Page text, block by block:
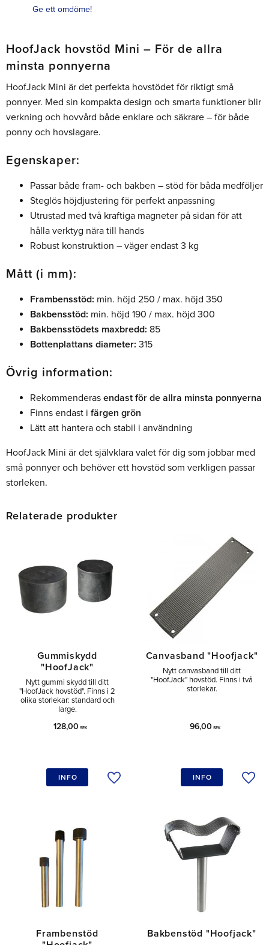
Ge ett omdöme!
HoofJack hovstöd Mini – För de allra
minsta ponnyerna
HoofJack Mini är det perfekta hovstödet för riktigt små
ponnyer. Med sin kompakta design och smarta funktioner blir
verkning och hovvård både enklare och säkrare – för både
ponny och hovslagare.
Egenskaper:
Passar både fram- och bakben – stöd för båda medföljer
Steglös höjdjustering för perfekt anpassning
Utrustad med två kraftiga magneter på sidan för att
hålla verktyg nära till hands
Robust konstruktion – väger endast 3 kg
Mått (i mm):
Frambensstöd: min. höjd 250 / max. höjd 350
Bakbensstöd: min. höjd 190 / max. höjd 300
Bakbensstödets maxbredd: 85
Bottenplattans diameter: 315
Övrig information:
Rekommenderas endast för de allra minsta ponnyerna
Finns endast i färgen grön
Lätt att hantera och stabil i användning
HoofJack Mini är det självklara valet för dig som jobbar med
små ponnyer och behöver ett hovstöd som verkligen passar
storleken.
Relaterade produkter
Gummiskydd
"HoofJack"
Nytt gummi skydd till ditt
"HoofJack hovstöd". Finns i 2
olika storlekar: standard och
large.
128,00 SEK
Lägg till i önskelista
INFO
Canvasband "Hoofjack"
Nytt canvasband till ditt
"HoofJack" hovstöd. Finns i två
storlekar.
96,00 SEK
INFO
Frambenstöd
Bakbenstöd "Hoofjack"